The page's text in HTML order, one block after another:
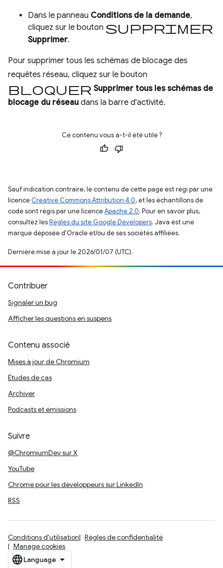
Dans le panneau Conditions de la demande,
cliquez sur le bouton Supprimer
Supprimer.
Pour supprimer tous les schémas de blocage des
requêtes réseau, cliquez sur le bouton
Bloquer Supprimer tous les schémas de
blocage du réseau dans la barre d'activité.
Ce contenu vous a-t-il été utile ?
Sauf indication contraire, le contenu de cette page est régi par une
licence Creative Commons Attribution 4.0, et les échantillons de
code sont régis par une licenceApache 2.0. Pour en savoir plus,
consultez lesRègles du site Google Developers. Java est une
marque déposée d'Oracle et/ou de ses sociétés affiliées.
Dernière mise à jour le 2026/01/07 (UTC).
Contribuer
Signaler un bug
Afficher les questions en suspens
Contenu associé
Mises à jour de Chromium
Études de cas
Archiver
Podcasts et émissions
Suivre
@ChromiumDev sur X
YouTube
Chrome pour les développeurs sur LinkedIn
RSS
Conditions d'utilisation
Règles de confidentialité
Manage cookies